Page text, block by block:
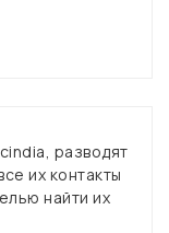
разводят
их контакты
найти их